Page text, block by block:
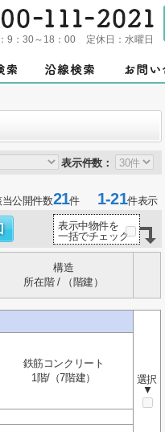
9：30～18：00 定休日： 水曜日
表示件数：
当公開件数21件1-21件表示
表示中物件を
一括でチェック
構造
所在階 / （階建）
選択
▼
鉄筋コンクリート
1階/（7階建）